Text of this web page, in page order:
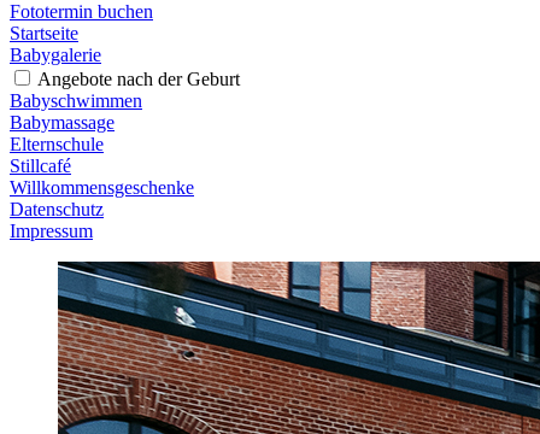
Fototermin buchen
Startseite
Babygalerie
Angebote nach der Geburt
Babyschwimmen
Babymassage
Elternschule
Stillcafé
Willkommensgeschenke
Datenschutz
Impressum